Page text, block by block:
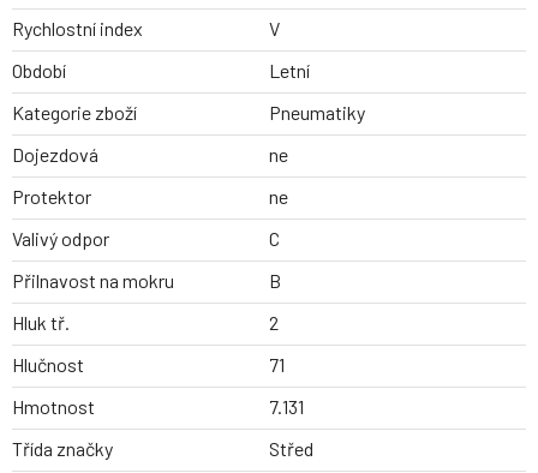
Rychlostní index
V
Období
Letní
Kategorie zboží
Pneumatiky
Dojezdová
ne
Protektor
ne
Valivý odpor
C
Přilnavost na mokru
B
Hluk tř.
2
Hlučnost
71
Hmotnost
7.131
Třída značky
Střed